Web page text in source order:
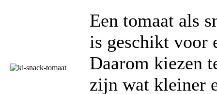
Een tomaat als
is geschikt voor
Daarom kiezen
zijn wat kleiner